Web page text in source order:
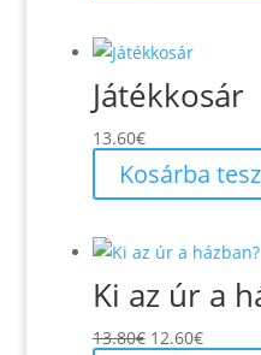
Játékkosár
13.60€
Kosárba
Ki az úr a
13.80€ Original
12.60€Current